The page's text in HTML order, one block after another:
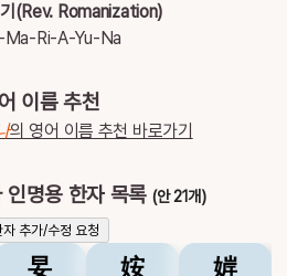
(Rev. Romanization)
Ri-A-Yu-Na
이름 추천
의 영어 이름 추천 바로가기
인명용 한자 목록 (안 21개)
한자 추가/수정 요청
妟 姲 婩